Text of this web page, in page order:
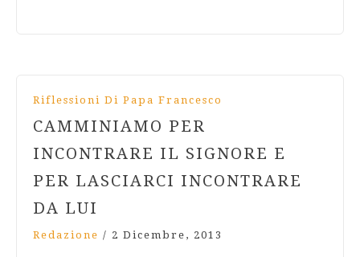
Riflessioni Di Papa Francesco
CAMMINIAMO PER
INCONTRARE IL SIGNORE E
PER LASCIARCI INCONTRARE
DA LUI
Redazione / 2 Dicembre, 2013